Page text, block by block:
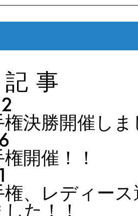
事
決勝開催し
開催！！
権、レディー
た！！